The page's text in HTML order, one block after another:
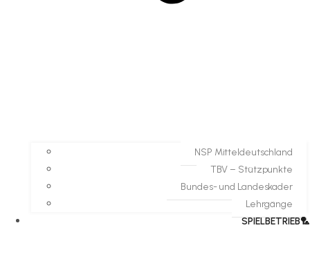
NSP Mitteldeutschland
TBV – Stützpunkte
Bundes- und Landeskader
Lehrgänge
SPIELBETRIEB🏸